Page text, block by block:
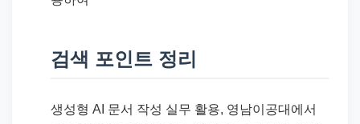
검색 포인트 정리
생성형 AI 문서 작성 실무 활용, 영남이공대에서